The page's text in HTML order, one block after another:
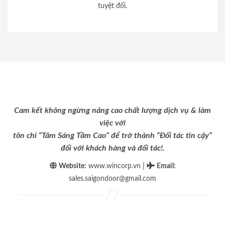
tuyệt đối.
Cam kết không ngừng nâng cao chất lượng dịch vụ & làm
việc với
tôn chỉ “Tâm Sáng Tầm Cao” để trở thành “Đối tác tin cậy”
đối với khách hàng và đối tác!.
Website: www.wincorp.vn Email :
sales.saigondoor@gmail.com